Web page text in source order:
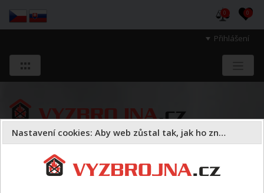
Přihlášení
0 0
Nastavení cookies: Aby web zůstal tak, jak ho znáte